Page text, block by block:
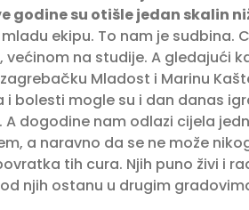
godine su otišle jedan skalin
ekipu. To nam je sudbina.
većinom na studije. A gledajući
Mladost i Marinu
bolesti mogle su i dan danas
dogodine nam odlazi cijela
a naravno da se ne može
tih cura. Njih puno živi i
njih ostanu u drugim